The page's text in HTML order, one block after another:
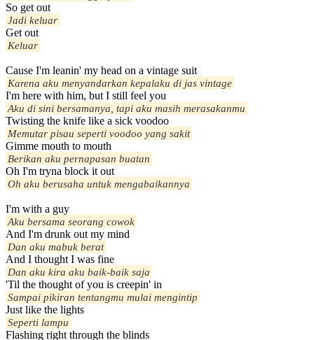
So get out
Jadi keluar
Get out
Keluar
Cause I'm leanin' my head on a vintage suit
Karena aku menyandarkan kepalaku di jas vintage
I'm here with him, but I still feel you
Aku di sini bersamanya, tapi aku masih merasakanmu
Twisting the knife like a sick voodoo
Memutar pisau seperti voodoo yang sakit
Gimme mouth to mouth
Berikan aku pernapasan buatan
Oh I'm tryna block it out
Oh aku berusaha untuk mengabaikannya
I'm with a guy
Aku bersama seorang cowok
And I'm drunk out my mind
Dan aku mabuk berat
And I thought I was fine
Dan aku kira aku baik-baik saja
'Til the thought of you is creepin' in
Sampai pikiran tentangmu mulai mengintip
Just like the lights
Seperti lampu
Flashing right through the blinds